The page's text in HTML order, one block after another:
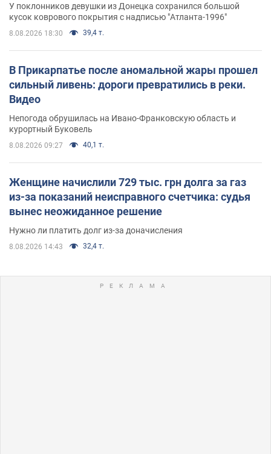
У поклонников девушки из Донецка сохранился большой
кусок коврового покрытия с надписью "Атланта-1996"
8.08.2026 18:30 39,4 т.
В Прикарпатье после аномальной жары прошел
сильный ливень: дороги превратились в реки.
Видео
Непогода обрушилась на Ивано-Франковскую область и
курортный Буковель
8.08.2026 09:27 40,1 т.
Женщине начислили 729 тыс. грн долга за газ
из-за показаний неисправного счетчика: судья
вынес неожиданное решение
Нужно ли платить долг из-за доначисления
8.08.2026 14:43 32,4 т.